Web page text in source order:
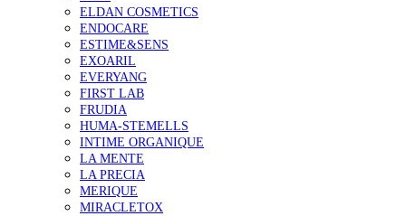
ELDAN COSMETICS
ENDOCARE
ESTIME&SENS
EXOARIL
EVERYANG
FIRST LAB
FRUDIA
HUMA-STEMELLS
INTIME ORGANIQUE
LA MENTE
LA PRECIA
MERIQUE
MIRACLETOX